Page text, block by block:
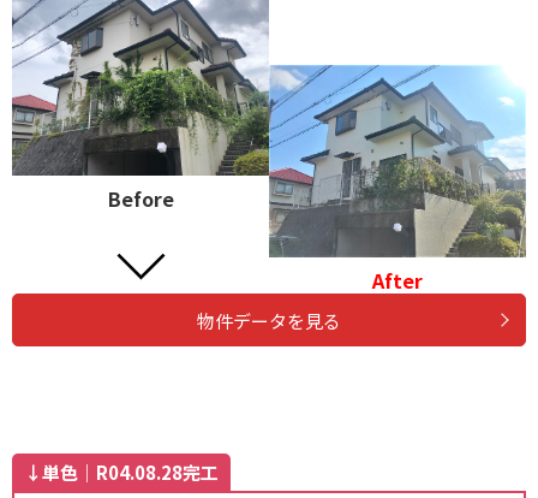
Before
After
物件データを見る
↓単色｜R04.08.28完工